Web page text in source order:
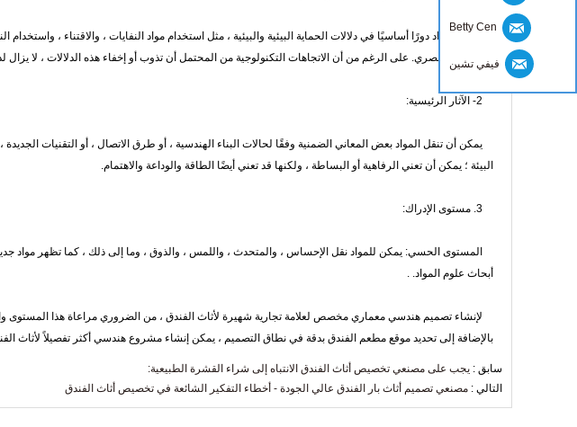
تلعب المواد دورًا أساسيًا في دلالات الحماية البيئية والبيئية ، مثل استخدام مواد النفايات ، والاقتناء ، واستخدام
في التأثير البصري. على الرغم من أن الاتجاهات التكنولوجية من المحتمل أن تذوب أو إخفاء هذه الدلالات ، لا
يمكن أن تنقل المواد بعض المعاني الضمنية وفقًا لحالات البناء الهندسية ، أو طرق الاتصال ، أو التقنيات
البيئة ؛ يمكن أن تعني الرفاهية أو البساطة ، ولكنها قد تعني أيضًا الطاقة والوداعة والاهتمام.
المستوى الحسي: يمكن للمواد نقل الإحساس ، والمتحدث ، واللمس ، والذوق ، وما إلى ذلك ، كما تظهر مواد
أبحاث علوم المواد. .
لإنشاء تصميم هندسي معماري مخصص لعلامة تجارية شهيرة لأثاث الفندق ، من الضروري مراعاة هذا المستوى
بالإضافة إلى تحديد موقع مطعم الفندق بدقة في نطاق التصميم ، يمكن إنشاء مشروع هندسي أكثر تفصيلاً لأثاث
سابق : يجب على مصنعي تخصيص أثاث الفندق الانتباه إلى شراء القشرة الطبيعية:
التالي : مصنعي تصميم أثاث بار الفندق عالي الجودة - أخطاء التفكير الشائعة في تخصيص أثاث الفندق
Betty Cen
فيفي تشين